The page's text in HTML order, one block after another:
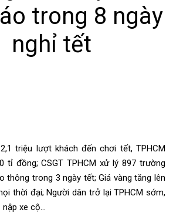
trong 8 ngày
nghỉ tết
triệu lượt khách đến chơi tết, TPHCM
tỉ đồng; CSGT TPHCM xử lý 897 trường
thông trong 3 ngày tết; Giá vàng tăng lên
thời đại; Người dân trở lại TPHCM sớm,
xe cộ…